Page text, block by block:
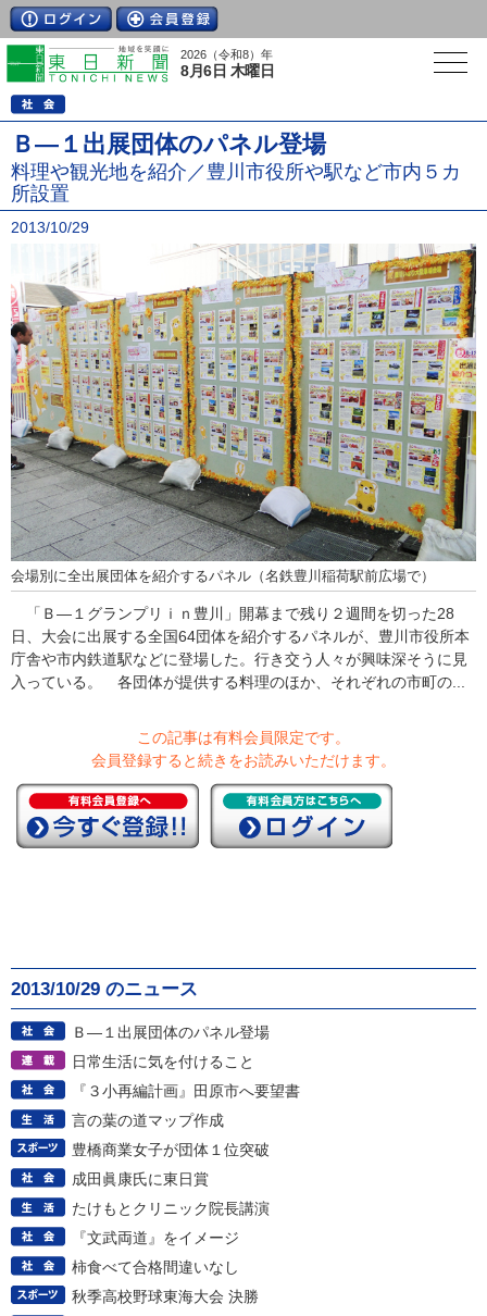
2026（令和8）年
8月6日 木曜日
Ｂ―１出展団体のパネル登場
料理や観光地を紹介／豊川市役所や駅など市内５カ
所設置
2013/10/29
会場別に全出展団体を紹介するパネル（名鉄豊川稲荷駅前広場で）
「Ｂ―１グランプリｉｎ豊川」開幕まで残り２週間を切った28
日、大会に出展する全国64団体を紹介するパネルが、豊川市役所本
庁舎や市内鉄道駅などに登場した。行き交う人々が興味深そうに見
入っている。 各団体が提供する料理のほか、それぞれの市町の...
この記事は有料会員限定です。
会員登録すると続きをお読みいただけます。
2013/10/29 のニュース
Ｂ―１出展団体のパネル登場
日常生活に気を付けること
『３小再編計画』田原市へ要望書
言の葉の道マップ作成
豊橋商業女子が団体１位突破
成田眞康氏に東日賞
たけもとクリニック院長講演
『文武両道』をイメージ
柿食べて合格間違いなし
秋季高校野球東海大会 決勝